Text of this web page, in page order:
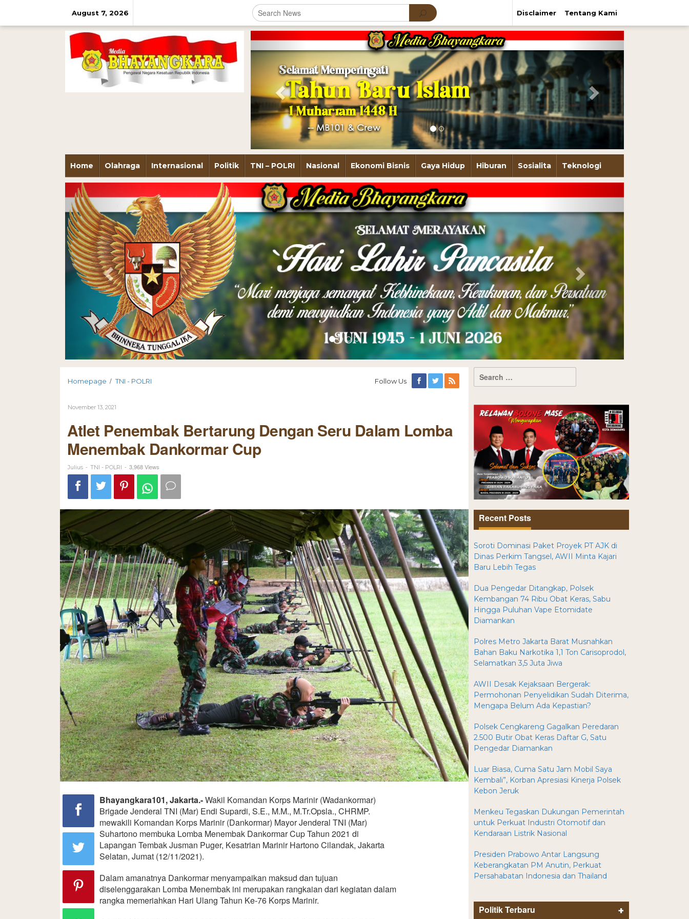
August 7, 2026 Disclaimer Tentang Kami
Previous Next
Home Olahraga Internasional Politik TNI – POLRI Nasional Ekonomi Bisnis Gaya Hidup Hiburan Sosialita Teknologi
Homepage / TNI - POLRI Follow Us
November 13, 2021
Atlet Penembak Bertarung Dengan Seru Dalam Lomba
Menembak Dankormar Cup
Julius - TNI - POLRI - 3,968 Views
Bhayangkara101, Jakarta.-Wakil Komandan Korps Marinir (Wadankormar)
Brigade Jenderal TNI (Mar) Endi Supardi, S.E., M.M., M.Tr.Opsla., CHRMP.
mewakili Komandan Korps Marinir (Dankormar) Mayor Jenderal TNI (Mar)
Suhartono membuka Lomba Menembak Dankormar Cup Tahun 2021 di
Lapangan Tembak Jusman Puger, Kesatrian Marinir Hartono Cilandak, Jakarta
Selatan, Jumat (12/11/2021).
Dalam amanatnya Dankormar menyampaikan maksud dan tujuan
diselenggarakan Lomba Menembak ini merupakan rangkaian dari kegiatan dalam
rangka memeriahkan Hari Ulang Tahun Ke-76 Korps Marinir.
Recent Posts
Soroti Dominasi Paket Proyek PT AJK di
Dinas Perkim Tangsel, AWII Minta Kajari
Baru Lebih Tegas
Dua Pengedar Ditangkap, Polsek
Kembangan 74 Ribu Obat Keras, Sabu
Hingga Puluhan Vape Etomidate
Diamankan
Polres Metro Jakarta Barat Musnahkan
Bahan Baku Narkotika 1,1 Ton Carisoprodol,
Selamatkan 3,5 Juta Jiwa
AWII Desak Kejaksaan Bergerak:
Permohonan Penyelidikan Sudah Diterima,
Mengapa Belum Ada Kepastian?
Polsek Cengkareng Gagalkan Peredaran
2.500 Butir Obat Keras Daftar G, Satu
Pengedar Diamankan
Luar Biasa, Cuma Satu Jam Mobil Saya
Kembali”, Korban Apresiasi Kinerja Polsek
Kebon Jeruk
Menkeu Tegaskan Dukungan Pemerintah
untuk Perkuat Industri Otomotif dan
Kendaraan Listrik Nasional
Presiden Prabowo Antar Langsung
Keberangkatan PM Anutin, Perkuat
Persahabatan Indonesia dan Thailand
Politik Terbaru +